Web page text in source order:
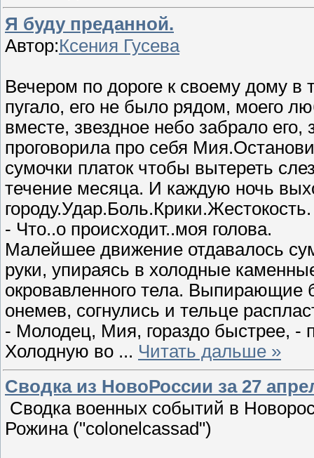
Я буду преданной.
Автор:Ксения Гусева
Вечером по дороге к своему дому в
пугало, его не было рядом, моего
вместе, звездное небо забрало
проговорила про себя
сумочки платок чтобы вытереть
течение месяца. И каждую ночь
городу.Удар.Боль.Крики.Жестокость.
- Что..о происходит..моя голова.
Малейшее движение отдавалось
руки, упираясь в холодные
окровавленного тела. Выпирающие
онемев, согнулись и тельце
- Молодец, Мия, гораздо быстрее, -
Холодную во ... Читать дальше »
Сводка из НовоРоссии за 27
Сводка военных событий в
Рожина ("colonelcassad")